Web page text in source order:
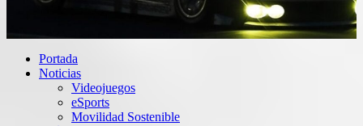
Portada
Noticias
Videojuegos
eSports
Movilidad Sostenible